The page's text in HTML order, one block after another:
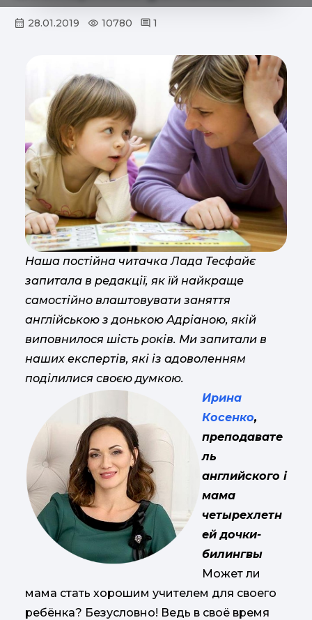
28.01.2019 10780 1
Наша постійна читачка Лада Тесфайє
запитала в редакції, як їй найкраще
самостійно влаштовувати заняття
англійською з донькою Адріаною, якій
виповнилося шість років. Ми запитали в
наших експертів, які із адоволенням
поділилися своєю думкою.
Ирина
Косенко,
преподавате
ль
английского і
мама
четырехлетн
ей дочки-
билингвы
Может ли
мама стать хорошим учителем для своего
ребёнка? Безусловно! Ведь в своё время